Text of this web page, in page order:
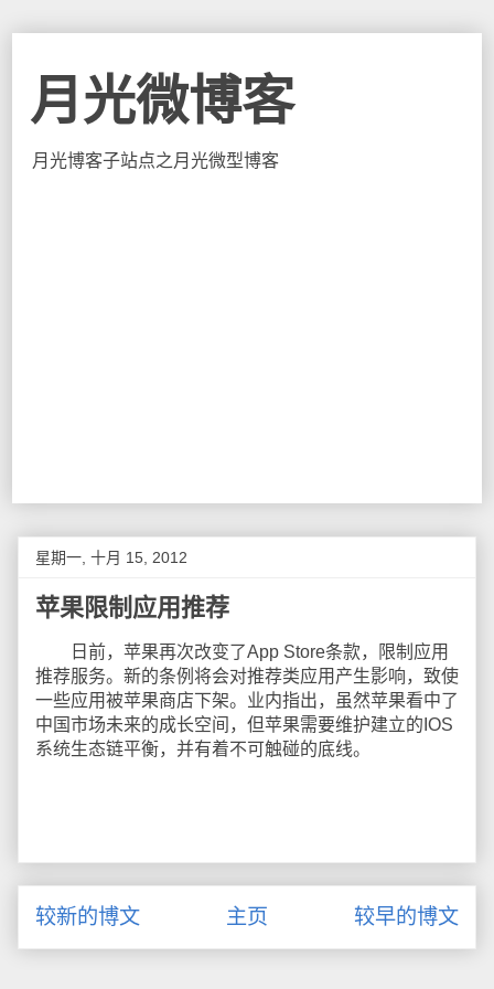
月光微博客
月光博客子站点之月光微型博客
星期一, 十月 15, 2012
苹果限制应用推荐
日前，苹果再次改变了App Store条款，限制应用
推荐服务。新的条例将会对推荐类应用产生影响，致使
一些应用被苹果商店下架。业内指出，虽然苹果看中了
中国市场未来的成长空间，但苹果需要维护建立的IOS
系统生态链平衡，并有着不可触碰的底线。
较新的博文 较早的博文
主页